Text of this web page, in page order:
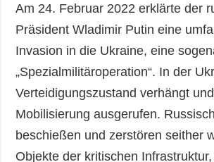
Am 24. Februar 2022 erklärte der
Präsident Wladimir Putin eine
Invasion in die Ukraine, eine
„Spezialmilitäroperation“. In der
Verteidigungszustand verhängt
Mobilisierung ausgerufen.
beschießen und zerstören seither
Objekte der kritischen